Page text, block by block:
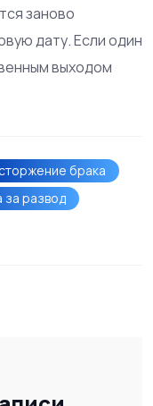
заново
дату. Если один
выходом
брака
за развод